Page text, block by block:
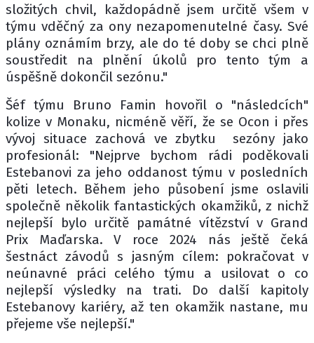
složitých chvil, každopádně jsem určitě všem v
týmu vděčný za ony nezapomenutelné časy. Své
plány oznámím brzy, ale do té doby se chci plně
soustředit na plnění úkolů pro tento tým a
úspěšně dokončil sezónu."
Šéf týmu Bruno Famin hovořil o "následcích"
kolize v Monaku, nicméně věří, že se Ocon i přes
vývoj situace zachová ve zbytku sezóny jako
profesionál: "Nejprve bychom rádi poděkovali
Estebanovi za jeho oddanost týmu v posledních
pěti letech. Během jeho působení jsme oslavili
společně několik fantastických okamžiků, z nichž
nejlepší bylo určitě památné vítězství v Grand
Prix Maďarska. V roce 2024 nás ještě čeká
šestnáct závodů s jasným cílem: pokračovat v
neúnavné práci celého týmu a usilovat o co
nejlepší výsledky na trati. Do další kapitoly
Estebanovy kariéry, až ten okamžik nastane, mu
přejeme vše nejlepší."